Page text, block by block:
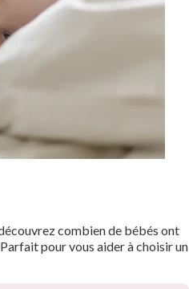
combien de bébés ont
pour vous aider à choisir un